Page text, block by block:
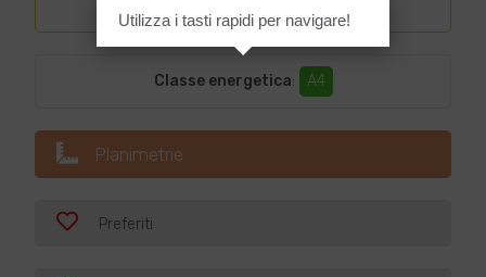
Classe energetica: A4
Planimetrie
Preferiti
Utilizza i tasti rapidi per navigare!